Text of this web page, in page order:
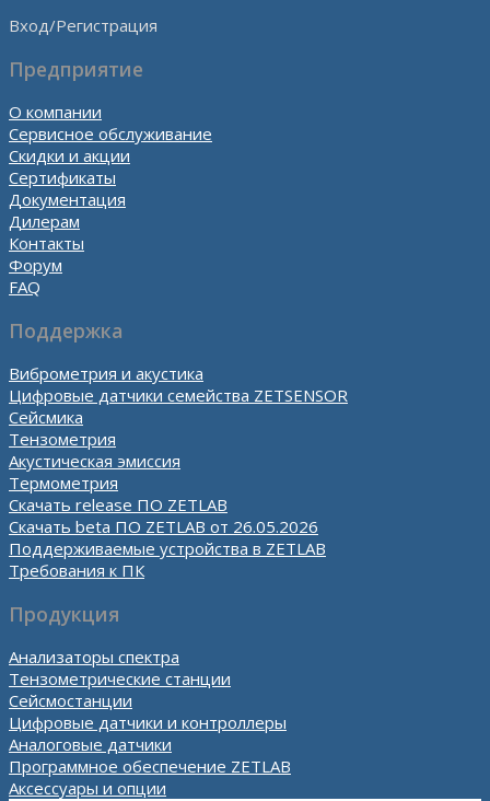
Вход/Регистрация
Предприятие
О компании
Сервисное обслуживание
Скидки и акции
Сертификаты
Документация
Дилерам
Контакты
Форум
FAQ
Поддержка
Виброметрия и акустика
Цифровые датчики семейства ZETSENSOR
Сейсмика
Тензометрия
Акустическая эмиссия
Термометрия
Скачать release ПО ZETLAB
Скачать beta ПО ZETLAB от 26.05.2026
Поддерживаемые устройства в ZETLAB
Требования к ПК
Продукция
Анализаторы спектра
Тензометрические станции
Сейсмостанции
Цифровые датчики и контроллеры
Аналоговые датчики
Программное обеспечение ZETLAB
Аксессуары и опции